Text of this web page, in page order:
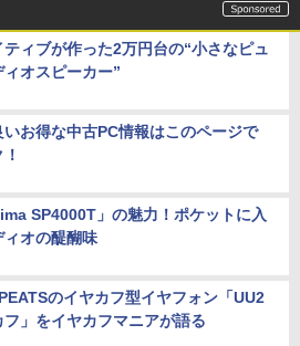
ティブが作った2万円台の“小さなピュ
ィオスピーカー”
いお得な中古PC情報はこのページで
SP4000T」の魅力！ポケットに入
ィオの醍醐味
のイヤカフ型イヤフォン「UU2
フ」をイヤカフマニアが語る